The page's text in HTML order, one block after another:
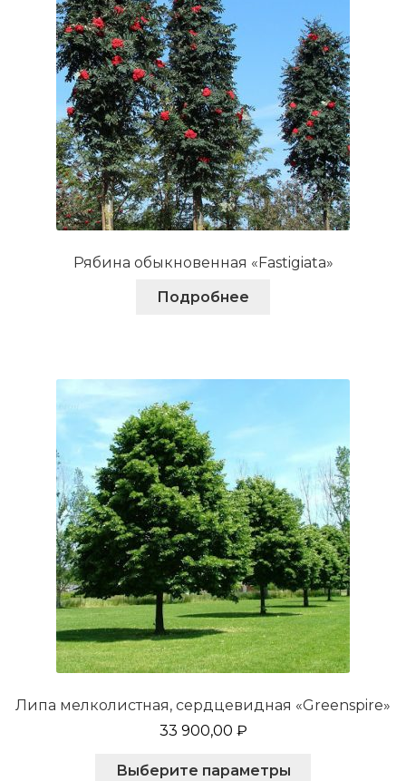
Рябина обыкновенная «Fastigiata»
Подробнее
Липа мелколистная, сердцевидная «Greenspire»
33 900,00 ₽
Выберите параметры